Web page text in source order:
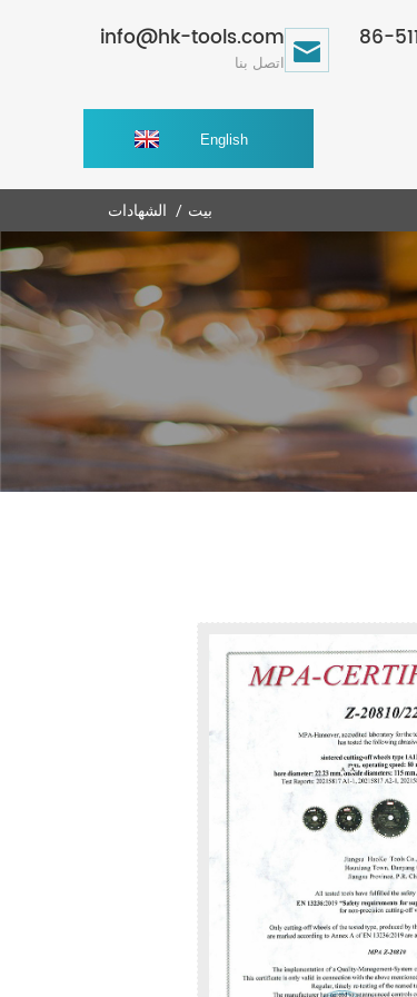
info@hk-tools.com
اتصل بنا
English
بيت الشهادات